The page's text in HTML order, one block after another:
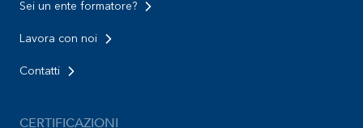
Sei un ente formatore?
Lavora con noi
Contatti
CERTIFICAZIONI